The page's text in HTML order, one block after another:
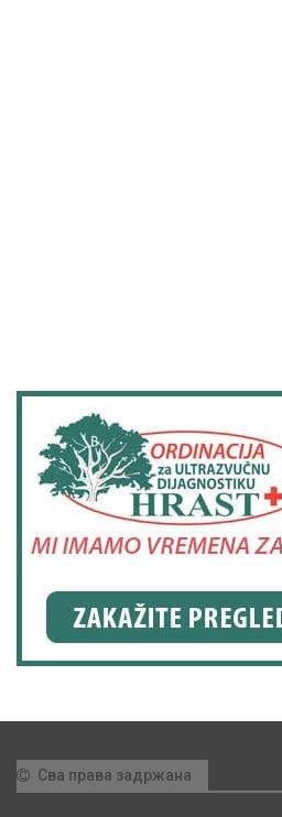
Сва права задржана